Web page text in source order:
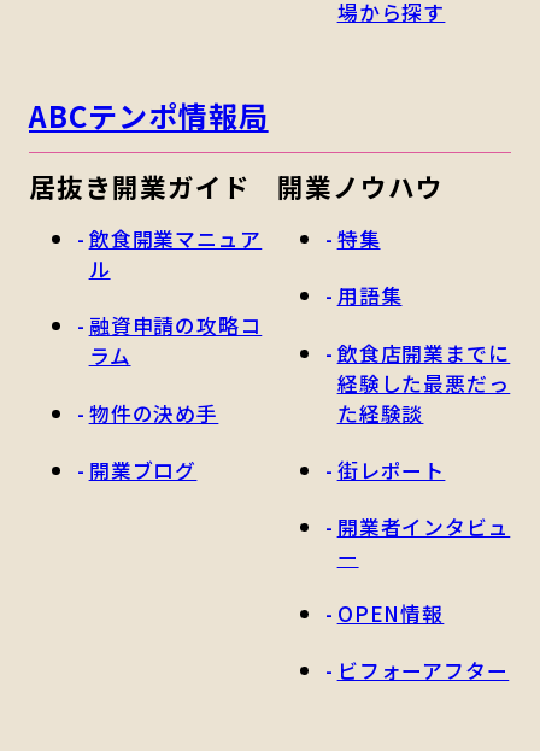
場から探す
ABCテンポ情報局
居抜き開業ガイド
飲食開業マニュア
ル
融資申請の攻略コ
ラム
物件の決め手
開業ブログ
開業ノウハウ
特集
用語集
飲食店開業までに
経験した最悪だっ
た経験談
街レポート
開業者インタビュ
ー
OPEN情報
ビフォーアフター